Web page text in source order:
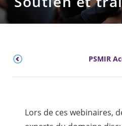
PSMIR
Lors de ces webinaires,